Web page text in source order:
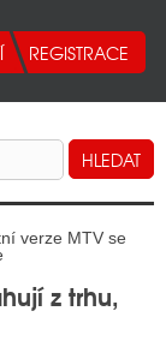
verze MTV se
z trhu,